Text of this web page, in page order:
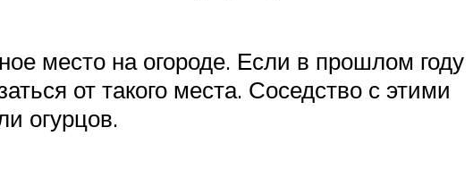
место на огороде. Если в прошлом году
от такого места. Соседство с этими
огурцов.